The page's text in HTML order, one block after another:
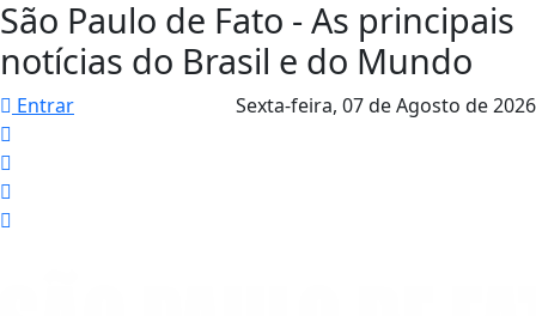
São Paulo de Fato - As principais
notícias do Brasil e do Mundo
Entrar Sexta-feira, 07 de Agosto de 2026